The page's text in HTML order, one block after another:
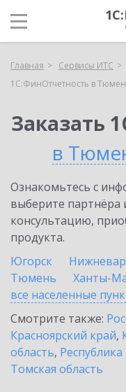
Главная Сервисы ИТС
1С:ФинОтчетность в
Заказать
в
Ознакомьтесь с
выберите партнёра
консультацию,
продукта.
Югорск
Тюмень
Ханты-
все населенные
Смотрите также:
Красноярский край,
область,
Томская область